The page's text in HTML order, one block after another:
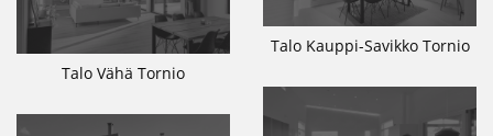
Talo Kauppi-Savikko Tornio
Talo Vähä Tornio